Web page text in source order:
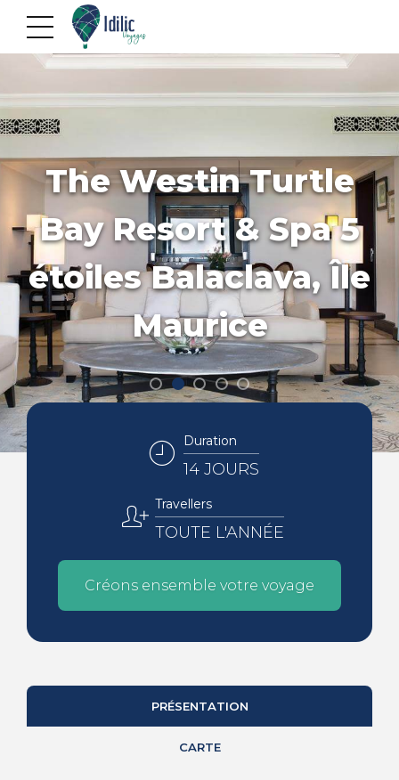
The Westin Turtle
Bay Resort & Spa 5
étoiles Balaclava, Île
Maurice
Duration
14 JOURS
Travellers
TOUTE L'ANNÉE
Créons ensemble votre voyage
PRÉSENTATION
CARTE